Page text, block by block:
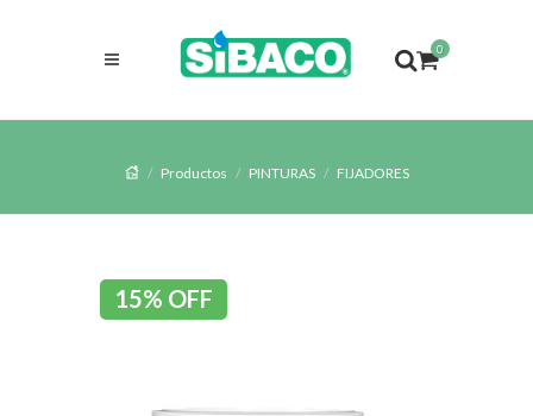
0
Productos PINTURAS FIJADORES
15% OFF